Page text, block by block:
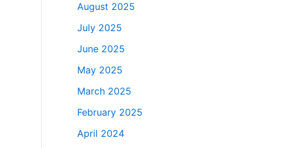
August 2025
July 2025
June 2025
May 2025
March 2025
February 2025
April 2024